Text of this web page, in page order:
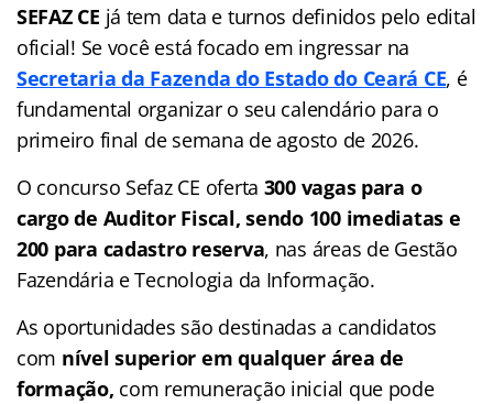
SEFAZ CE já tem data e turnos definidos pelo edital
oficial! Se você está focado em ingressar na
Secretaria da Fazenda do Estado do Ceará CE, é
fundamental organizar o seu calendário para o
primeiro final de semana de agosto de 2026.
O concurso Sefaz CE oferta 300 vagas para o
cargo de Auditor Fiscal, sendo 100 imediatas e
200 para cadastro reserva, nas áreas de Gestão
Fazendária e Tecnologia da Informação.
As oportunidades são destinadas a candidatos
com nível superior em qualquer área de
formação, com remuneração inicial que pode